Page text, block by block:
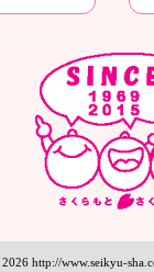
2026 http://www.seikyu-